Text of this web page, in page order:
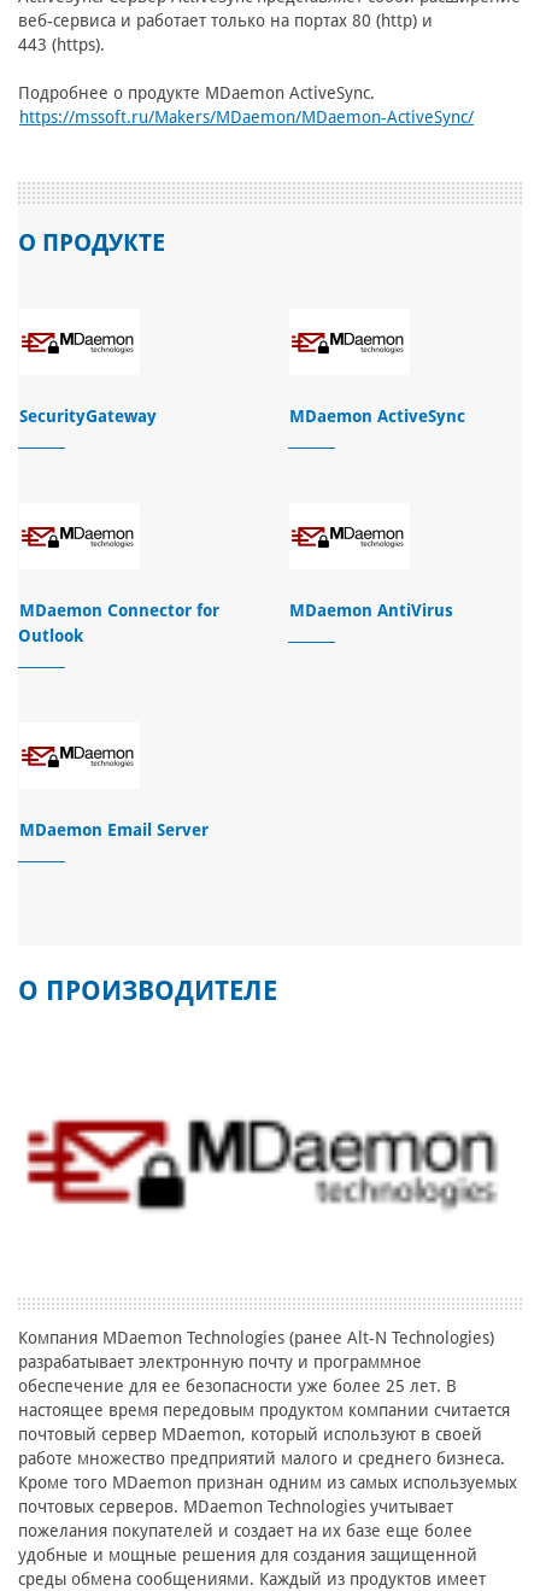
веб-сервиса и работает только на портах 80 (http) и
443 (https).
Подробнее о продукте MDaemon ActiveSync.
https://mssoft.ru/Makers/MDaemon/MDaemon-ActiveSync/
О ПРОДУКТЕ
SecurityGateway MDaemon ActiveSync
MDaemon Connector for
Outlook
MDaemon AntiVirus
MDaemon Email Server
О ПРОИЗВОДИТЕЛЕ
Компания MDaemon Technologies (ранее Alt-N Technologies)
разрабатывает электронную почту и программное
обеспечение для ее безопасности уже более 25 лет. В
настоящее время передовым продуктом компании считается
почтовый сервер MDaemon, который используют в своей
работе множество предприятий малого и среднего бизнеса.
Кроме того MDaemon признан одним из самых используемых
почтовых серверов. MDaemon Technologies учитывает
пожелания покупателей и создает на их базе еще более
удобные и мощные решения для создания защищенной
среды обмена сообщениями. Каждый из продуктов имеет